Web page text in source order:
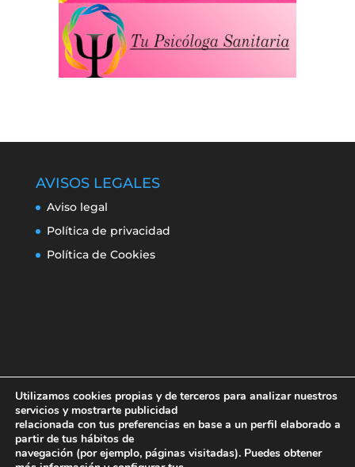
AVISOS LEGALES
Aviso legal
Política de privacidad
Política de Cookies
Aviso legal
Política de privacidad
Utilizamos cookies propias y de terceros para analizar nuestros
servicios y mostrarte publicidad
relacionada con tus preferencias en base a un perfil elaborado a
partir de tus hábitos de
navegación (por ejemplo, páginas visitadas). Puedes obtener